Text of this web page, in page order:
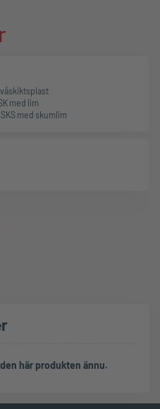
med lim
med skumlim
här produkten ännu.